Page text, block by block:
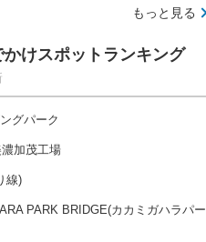
もっと見る
けスポットランキング
グパーク
加茂工場
線)
PARK BRIDGE(カカミガハラパー